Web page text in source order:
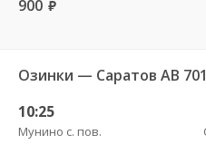
900 руб.
Озинки — Саратов АВ 701
10:25
Мунино с. пов.